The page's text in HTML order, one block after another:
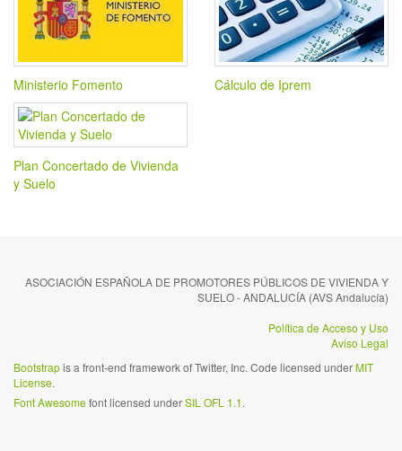
Ministerio Fomento Cálculo de Iprem
Plan Concertado de Vivienda
y Suelo
ASOCIACIÓN ESPAÑOLA DE PROMOTORES PÚBLICOS DE VIVIENDA Y
SUELO - ANDALUCÍA (AVS Andalucía)
Política de Acceso y Uso
Aviso Legal
Bootstrapis a front-end framework of Twitter, Inc. Code licensed underMIT
License.
Font Awesomefont licensed underSIL OFL 1.1.